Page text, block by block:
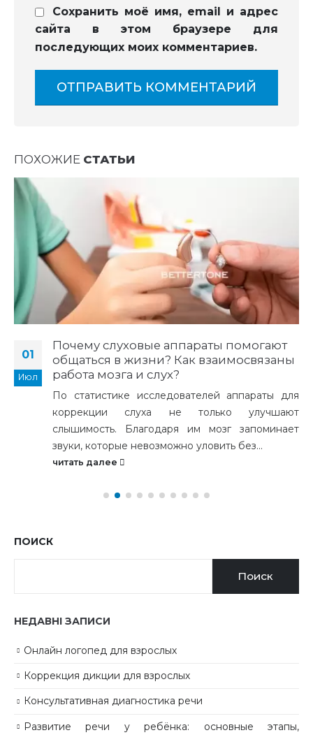
Сохранить моё имя, email и адрес
сайта в этом браузере для
последующих моих комментариев.
ПОХОЖИЕ СТАТЬИ
01
Июл
Почему слуховые аппараты помогают
общаться в жизни? Как взаимосвязаны
работа мозга и слух?
По статистике исследователей аппараты для
коррекции слуха не только улучшают
слышимость. Благодаря им мозг запоминает
звуки, которые невозможно уловить без...
читать далее
ПОИСК
Поиск
НЕДАВНІ ЗАПИСИ
Онлайн логопед для взрослых
Коррекция дикции для взрослых
Консультативная диагностика речи
Развитие речи у ребёнка: основные этапы,